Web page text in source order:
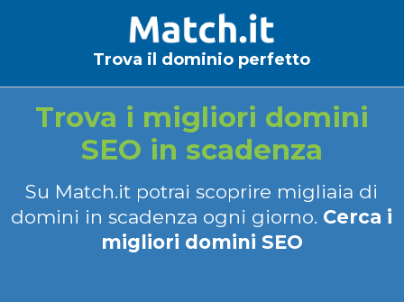
Trova il dominio perfetto
Trova i migliori domini
SEO in scadenza
Su Match.it potrai scoprire migliaia di
domini in scadenza ogni giorno. Cerca i
migliori domini SEO